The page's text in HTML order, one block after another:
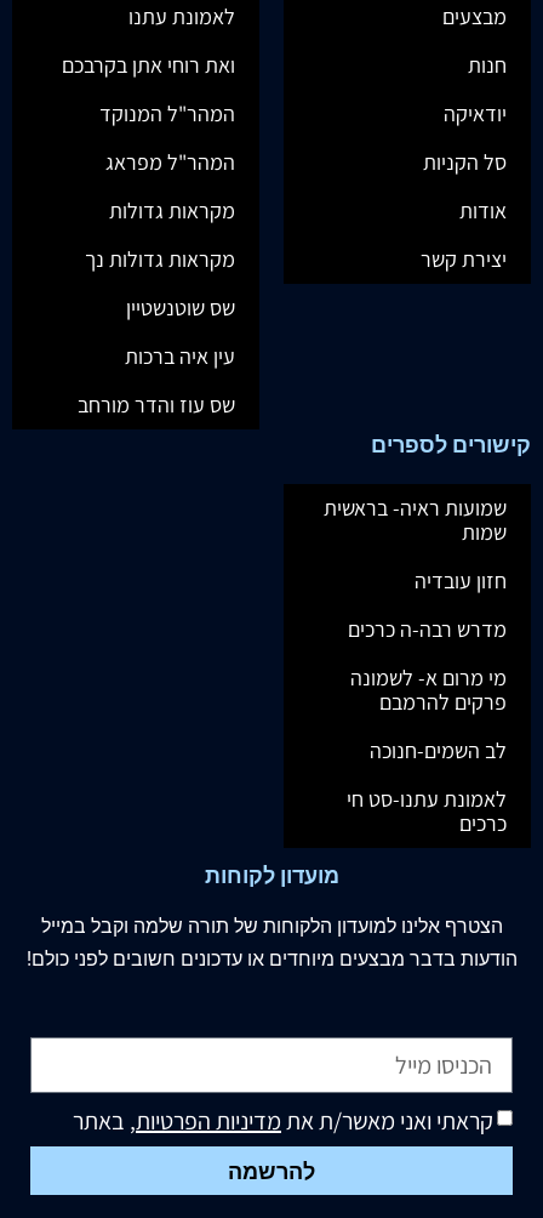
מבצעים
חנות
יודאיקה
סל הקניות
אודות
יצירת קשר
לאמונת עתנו
ואת רוחי אתן בקרבכם
המהר"ל המנוקד
המהר"ל מפראג
מקראות גדולות
מקראות גדולות נך
שס שוטנשטיין
עין איה ברכות
שס עוז והדר מורחב
קישורים לספרים
שמועות ראיה- בראשית
שמות
חזון עובדיה
מדרש רבה-ה כרכים
מי מרום א- לשמונה
פרקים להרמבם
לב השמים-חנוכה
לאמונת עתנו-סט חי
כרכים
מועדון לקוחות
הצטרף אלינו למועדון הלקוחות של תורה שלמה וקבל במייל
הודעות בדבר מבצעים מיוחדים או עדכונים חשובים לפני כולם!
קראתי ואני מאשר/ת אתמדיניות הפרטיות, באתר
להרשמה